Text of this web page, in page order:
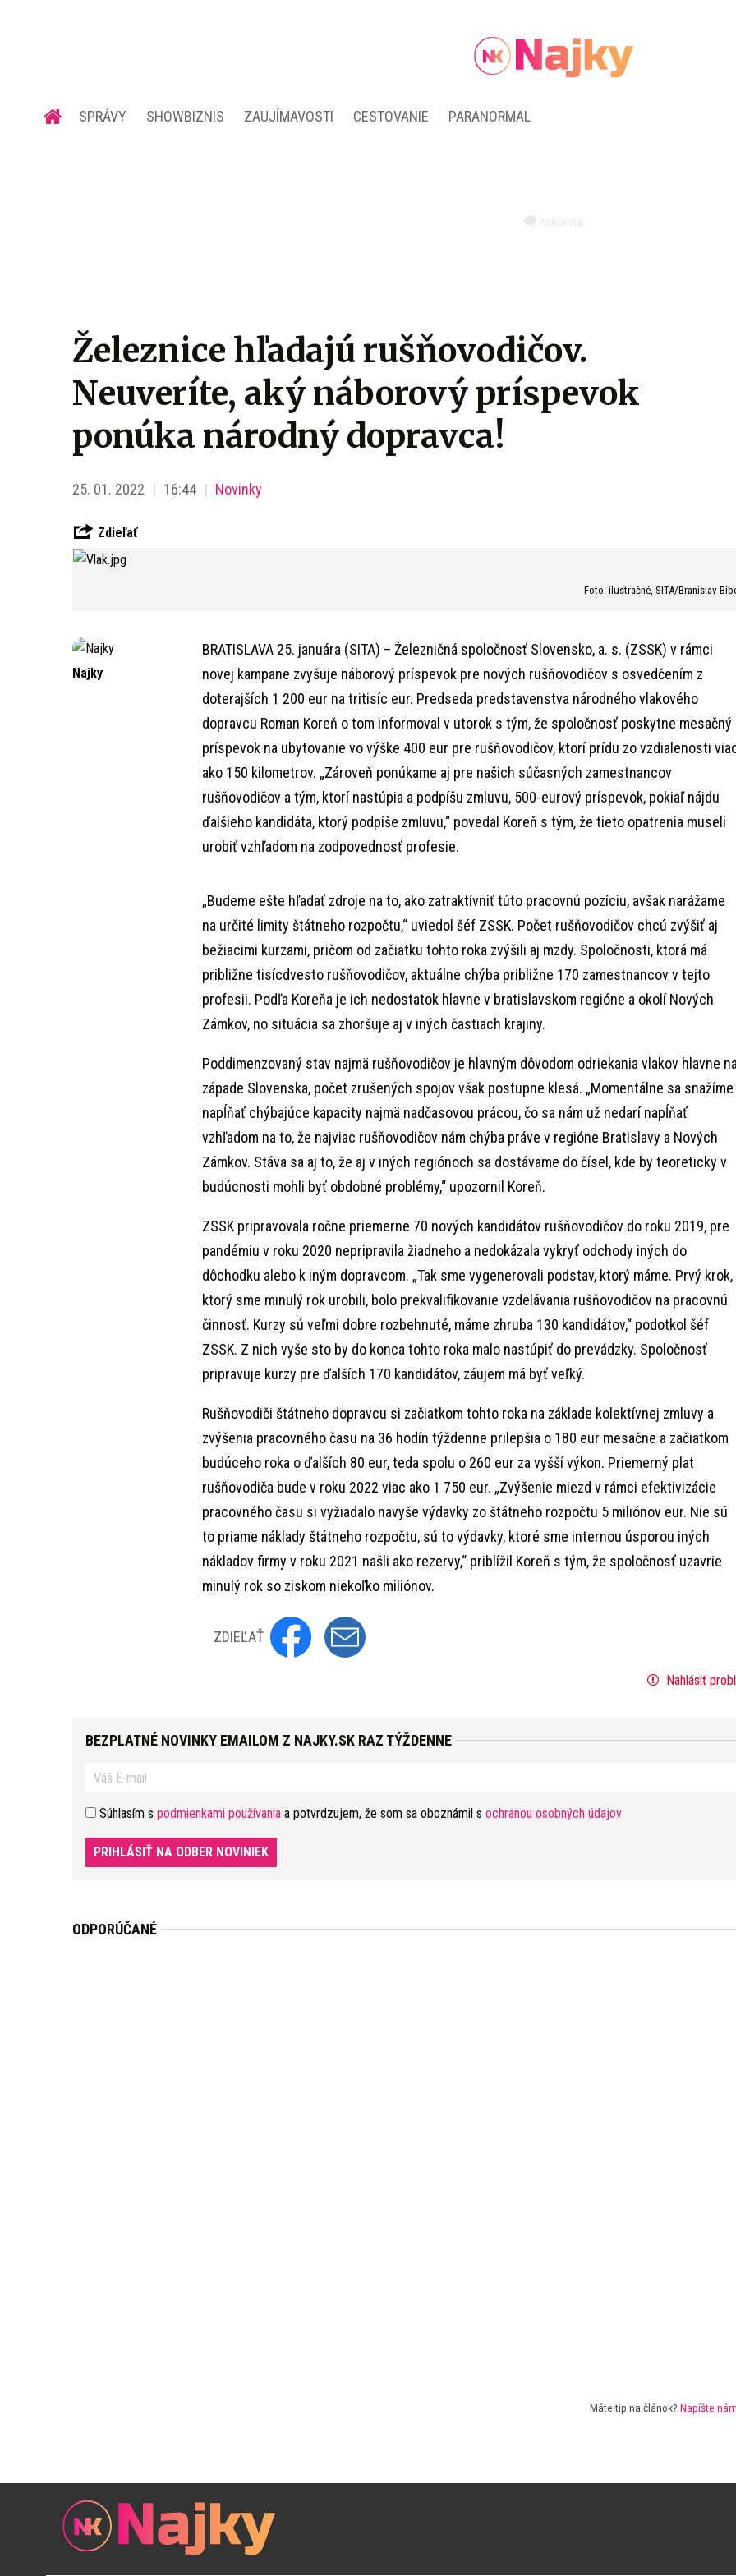
SPRÁVY SHOWBIZNIS ZAUJÍMAVOSTI CESTOVANIE PARANORMAL
Železnice hľadajú rušňovodičov.
Neuveríte, aký náborový príspevok
ponúka národný dopravca!
25. 01. 2022 16:44 Novinky
Zdieľať
Foto: ilustračné, SITA/Branislav
Najky
BRATISLAVA 25. januára (SITA) – Železničná spoločnosť Slovensko, a. s. (ZSSK) v rámci
novej kampane zvyšuje náborový príspevok pre nových rušňovodičov s osvedčením z
doterajších 1 200 eur na tritisíc eur. Predseda predstavenstva národného vlakového
dopravcu Roman Koreň o tom informoval v utorok s tým, že spoločnosť poskytne mesačný
príspevok na ubytovanie vo výške 400 eur pre rušňovodičov, ktorí prídu zo vzdialenosti
ako 150 kilometrov. „Zároveň ponúkame aj pre našich súčasných zamestnancov
rušňovodičov a tým, ktorí nastúpia a podpíšu zmluvu, 500-eurový príspevok, pokiaľ nájdu
ďalšieho kandidáta, ktorý podpíše zmluvu,“ povedal Koreň s tým, že tieto opatrenia museli
urobiť vzhľadom na zodpovednosť profesie.
„Budeme ešte hľadať zdroje na to, ako zatraktívniť túto pracovnú pozíciu, avšak narážame
na určité limity štátneho rozpočtu,“ uviedol šéf ZSSK. Počet rušňovodičov chcú zvýšiť aj
bežiacimi kurzami, pričom od začiatku tohto roka zvýšili aj mzdy. Spoločnosti, ktorá má
približne tisícdvesto rušňovodičov, aktuálne chýba približne 170 zamestnancov v tejto
profesii. Podľa Koreňa je ich nedostatok hlavne v bratislavskom regióne a okolí Nových
Zámkov, no situácia sa zhoršuje aj v iných častiach krajiny.
Poddimenzovaný stav najmä rušňovodičov je hlavným dôvodom odriekania vlakov hlavne
západe Slovenska, počet zrušených spojov však postupne klesá. „Momentálne sa snažíme
napĺňať chýbajúce kapacity najmä nadčasovou prácou, čo sa nám už nedarí napĺňať
vzhľadom na to, že najviac rušňovodičov nám chýba práve v regióne Bratislavy a Nových
Zámkov. Stáva sa aj to, že aj v iných regiónoch sa dostávame do čísel, kde by teoreticky v
budúcnosti mohli byť obdobné problémy,“ upozornil Koreň.
ZSSK pripravovala ročne priemerne 70 nových kandidátov rušňovodičov do roku 2019, pre
pandémiu v roku 2020 nepripravila žiadneho a nedokázala vykryť odchody iných do
dôchodku alebo k iným dopravcom. „Tak sme vygenerovali podstav, ktorý máme. Prvý krok,
ktorý sme minulý rok urobili, bolo prekvalifikovanie vzdelávania rušňovodičov na pracovnú
činnosť. Kurzy sú veľmi dobre rozbehnuté, máme zhruba 130 kandidátov,“ podotkol šéf
ZSSK. Z nich vyše sto by do konca tohto roka malo nastúpiť do prevádzky. Spoločnosť
pripravuje kurzy pre ďalších 170 kandidátov, záujem má byť veľký.
Rušňovodiči štátneho dopravcu si začiatkom tohto roka na základe kolektívnej zmluvy a
zvýšenia pracovného času na 36 hodín týždenne prilepšia o 180 eur mesačne a začiatkom
budúceho roka o ďalších 80 eur, teda spolu o 260 eur za vyšší výkon. Priemerný plat
rušňovodiča bude v roku 2022 viac ako 1 750 eur. „Zvýšenie miezd v rámci efektivizácie
pracovného času si vyžiadalo navyše výdavky zo štátneho rozpočtu 5 miliónov eur. Nie sú
to priame náklady štátneho rozpočtu, sú to výdavky, ktoré sme internou úsporou iných
nákladov firmy v roku 2021 našli ako rezervy,“ priblížil Koreň s tým, že spoločnosť uzavrie
minulý rok so ziskom niekoľko miliónov.
ZDIEĽAŤ
Nahlásiť
BEZPLATNÉ NOVINKY EMAILOM Z NAJKY.SK RAZ TÝŽDENNE
Súhlasím s podmienkami používania a potvrdzujem, že som sa oboznámil s ochranou osobných údajov
PRIHLÁSIŤ NA ODBER NOVINIEK
ODPORÚČANÉ
Máte tip na článok? Napíšte